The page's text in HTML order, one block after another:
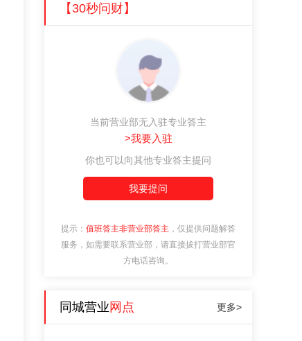
【30秒问财】
当前营业部无入驻专业答主
>我要入驻
你也可以向其他专业答主提问
我要提问
提示： 值班答主非营业部答主 ，仅提供问题解答
服务，如需要联系营业部，请直接拔打营业部官
方电话咨询。
同城营业 网点 更多>